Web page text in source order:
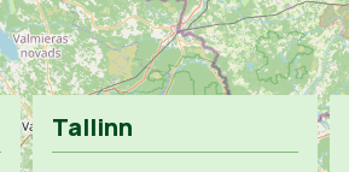
Tallinn